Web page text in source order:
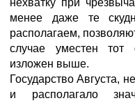
нехватку при
менее даже те
располагаем,
случае уместен
изложен выше.
Государство Августа,
и располагало